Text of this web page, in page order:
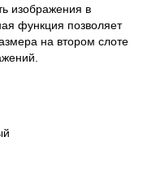
изображения в
функция позволяет
на втором слоте